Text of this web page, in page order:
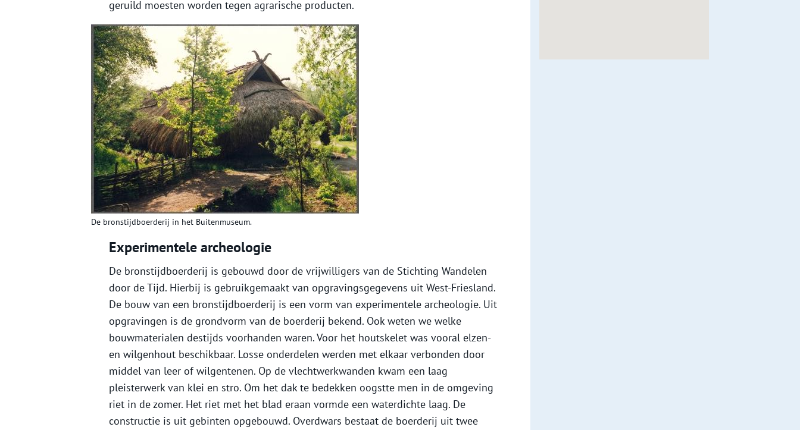
geruild moesten worden tegen agrarische producten.
De bronstijdboerderij in het Buitenmuseum.
Experimentele archeologie
De bronstijdboerderij is gebouwd door de vrijwilligers van de Stichting Wandelen
door de Tijd. Hierbij is gebruikgemaakt van opgravingsgegevens uit West-Friesland.
De bouw van een bronstijdboerderij is een vorm van experimentele archeologie. Uit
opgravingen is de grondvorm van de boerderij bekend. Ook weten we welke
bouwmaterialen destijds voorhanden waren. Voor het houtskelet was vooral elzen-
en wilgenhout beschikbaar. Losse onderdelen werden met elkaar verbonden door
middel van leer of wilgentenen. Op de vlechtwerkwanden kwam een laag
pleisterwerk van klei en stro. Om het dak te bedekken oogstte men in de omgeving
riet in de zomer. Het riet met het blad eraan vormde een waterdichte laag. De
constructie is uit gebinten opgebouwd. Overdwars bestaat de boerderij uit twee